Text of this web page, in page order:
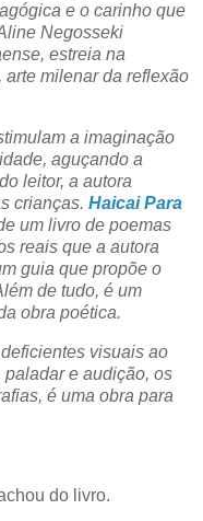
e o carinho que
Negosseki
estreia na
milenar da reflexão
a imaginação
aguçando a
leitor, a autora
crianças. Haicai Para
um livro de poemas
reais que a autora
guia que propõe o
de tudo, é um
obra poética.
visuais ao
paladar e audição, os
é uma obra para
do livro.